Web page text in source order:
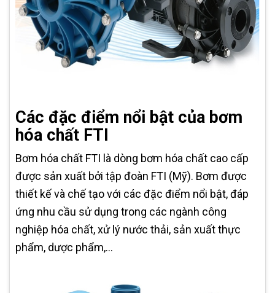
Các đặc điểm nổi bật của bơm
hóa chất FTI
Bơm hóa chất FTI là dòng bơm hóa chất cao cấp
được sản xuất bởi tập đoàn FTI (Mỹ). Bơm được
thiết kế và chế tạo với các đặc điểm nổi bật, đáp
ứng nhu cầu sử dụng trong các ngành công
nghiệp hóa chất, xử lý nước thải, sản xuất thực
phẩm, dược phẩm,...